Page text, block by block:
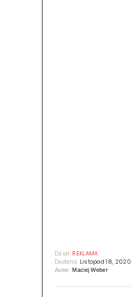
Dział: REKLAMA
Dodano: Listopad 18, 2020
Autor:Maciej Weber